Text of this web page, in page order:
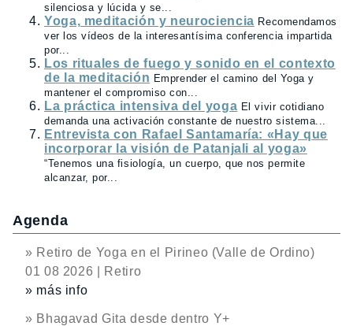
silenciosa y lúcida y se...
Yoga, meditación y neurociencia Recomendamos
ver los vídeos de la interesantísima conferencia impartida
por...
Los rituales de fuego y sonido en el contexto
de la meditación Emprender el camino del Yoga y
mantener el compromiso con...
La práctica intensiva del yoga El vivir cotidiano
demanda una activación constante de nuestro sistema...
Entrevista con Rafael Santamaría: «Hay que
incorporar la visión de Patanjali al yoga»
“Tenemos una fisiología, un cuerpo, que nos permite
alcanzar, por...
Agenda
» Retiro de Yoga en el Pirineo (Valle de Ordino)
01 08 2026 | Retiro
» más info
» Bhagavad Gita desde dentro Y+